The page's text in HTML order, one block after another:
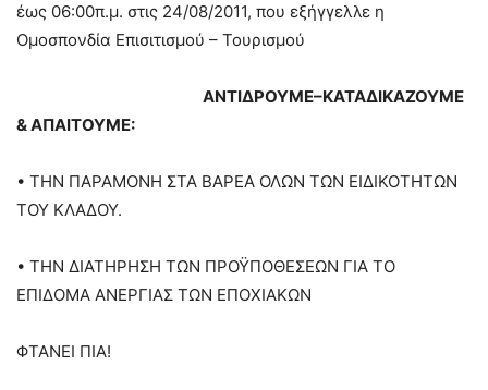
έως 06:00π.μ. στις 24/08/2011, που εξήγγελλε η
Ομοσπονδία Επισιτισμού – Τουρισμού
ΑΝΤΙΔΡΟΥΜΕ–ΚΑΤΑΔΙΚΑΖΟΥΜΕ
& ΑΠΑΙΤΟΥΜΕ:
• ΤΗΝ ΠΑΡΑΜΟΝΗ ΣΤΑ ΒΑΡΕΑ ΟΛΩΝ ΤΩΝ ΕΙΔΙΚΟΤΗΤΩΝ
ΤΟΥ ΚΛΑΔΟΥ.
• ΤΗΝ ΔΙΑΤΗΡΗΣΗ ΤΩΝ ΠΡΟΫΠΟΘΕΣΕΩΝ ΓΙΑ ΤΟ
ΕΠΙΔΟΜΑ ΑΝΕΡΓΙΑΣ ΤΩΝ ΕΠΟΧΙΑΚΩΝ
ΦΤΑΝΕΙ ΠΙΑ!